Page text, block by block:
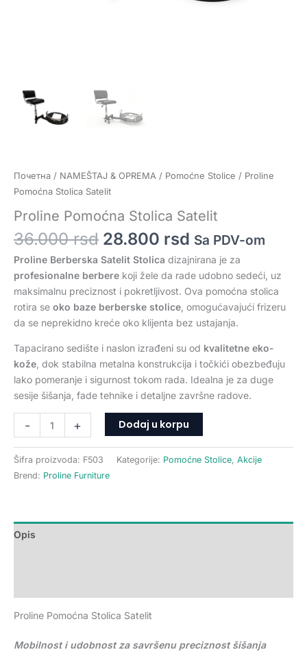
Почетна / NAMEŠTAJ & OPREMA / Pomoćne Stolice / Proline
Pomoćna Stolica Satelit
Proline Pomoćna Stolica Satelit
36.000rsd 28.800 rsd Sa PDV-om
Proline Berberska Satelit Stolica dizajnirana je za
profesionalne berbere koji žele da rade udobno sedeći, uz
maksimalnu preciznost i pokretljivost. Ova pomoćna stolica
rotira se oko baze berberske stolice , omogućavajući frizeru
da se neprekidno kreće oko klijenta bez ustajanja.
Tapacirano sedište i naslon izrađeni su od kvalitetne eko-
kože , dok stabilna metalna konstrukcija i točkići obezbeđuju
lako pomeranje i sigurnost tokom rada. Idealna je za duge
sesije šišanja, fade tehnike i detaljne završne radove.
- + Dodaj u korpu
Šifra proizvoda: F503 Kategorije: Pomoćne Stolice, Akcije
Brend: Proline Furniture
Opis
Proline Pomoćna Stolica Satelit
Mobilnost i udobnost za savršenu preciznost šišanja